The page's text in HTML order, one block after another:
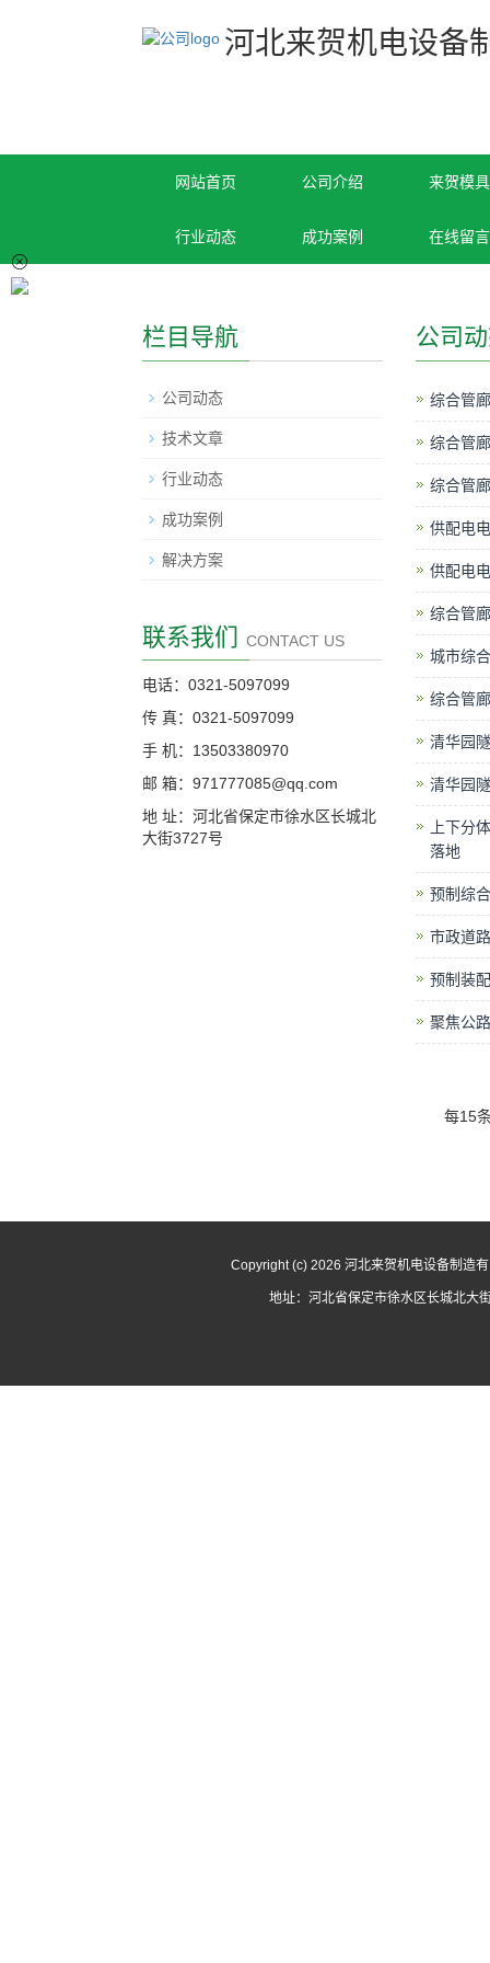
河北来贺机电设备
网站首页 公司介绍 来贺模
行业动态 成功案例 在线留言
公司
综合管
综合管
综合管
供配电
供配电
综合管
城市综
综合管
清华园
清华园
上下分
落地
预制综
市政道
预制装
聚焦公
每15
栏目导航
公司动态
技术文章
行业动态
成功案例
解决方案
联系我们 CONTACT US
电话：0321-5097099
传 真：0321-5097099
手 机：13503380970
邮 箱：971777085@qq.com
地 址：河北省保定市徐水区长城北
大街3727号
Copyright (c) 2026 河北来贺机电设备制造
地址：河北省保定市徐水区长城北